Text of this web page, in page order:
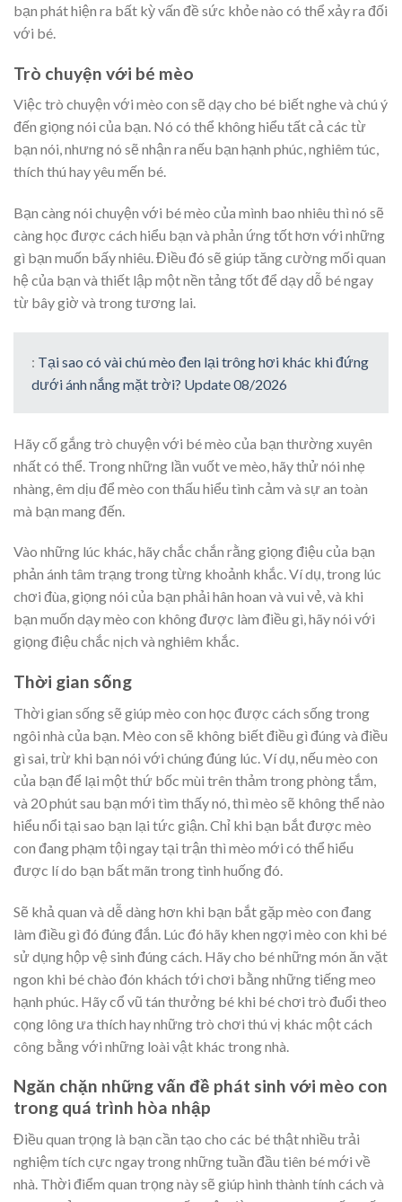
bạn phát hiện ra bất kỳ vấn đề sức khỏe nào có thể xảy ra đối
với bé.
Trò chuyện với bé mèo
Việc trò chuyện với mèo con sẽ dạy cho bé biết nghe và chú ý
đến giọng nói của bạn. Nó có thể không hiểu tất cả các từ
bạn nói, nhưng nó sẽ nhận ra nếu bạn hạnh phúc, nghiêm túc,
thích thú hay yêu mến bé.
Bạn càng nói chuyện với bé mèo của mình bao nhiêu thì nó sẽ
càng học được cách hiểu bạn và phản ứng tốt hơn với những
gì bạn muốn bấy nhiêu. Điều đó sẽ giúp tăng cường mối quan
hệ của bạn và thiết lập một nền tảng tốt để dạy dỗ bé ngay
từ bây giờ và trong tương lai.
: Tại sao có vài chú mèo đen lại trông hơi khác khi đứng
dưới ánh nắng mặt trời? Update 08/2026
Hãy cố gắng trò chuyện với bé mèo của bạn thường xuyên
nhất có thể. Trong những lần vuốt ve mèo, hãy thử nói nhẹ
nhàng, êm dịu để mèo con thấu hiểu tình cảm và sự an toàn
mà bạn mang đến.
Vào những lúc khác, hãy chắc chắn rằng giọng điệu của bạn
phản ánh tâm trạng trong từng khoảnh khắc. Ví dụ, trong lúc
chơi đùa, giọng nói của bạn phải hân hoan và vui vẻ, và khi
bạn muốn dạy mèo con không được làm điều gì, hãy nói với
giọng điệu chắc nịch và nghiêm khắc.
Thời gian sống
Thời gian sống sẽ giúp mèo con học được cách sống trong
ngôi nhà của bạn. Mèo con sẽ không biết điều gì đúng và điều
gì sai, trừ khi bạn nói với chúng đúng lúc. Ví dụ, nếu mèo con
của bạn để lại một thứ bốc mùi trên thảm trong phòng tắm,
và 20 phút sau bạn mới tìm thấy nó, thì mèo sẽ không thể nào
hiểu nổi tại sao bạn lại tức giận. Chỉ khi bạn bắt được mèo
con đang phạm tội ngay tại trận thì mèo mới có thể hiểu
được lí do bạn bất mãn trong tình huống đó.
Sẽ khả quan và dễ dàng hơn khi bạn bắt gặp mèo con đang
làm điều gì đó đúng đắn. Lúc đó hãy khen ngợi mèo con khi bé
sử dụng hộp vệ sinh đúng cách. Hãy cho bé những món ăn vặt
ngon khi bé chào đón khách tới chơi bằng những tiếng meo
hạnh phúc. Hãy cổ vũ tán thưởng bé khi bé chơi trò đuổi theo
cọng lông ưa thích hay những trò chơi thú vị khác một cách
công bằng với những loài vật khác trong nhà.
Ngăn chặn những vấn đề phát sinh với mèo con
trong quá trình hòa nhập
Điều quan trọng là bạn cần tạo cho các bé thật nhiều trải
nghiệm tích cực ngay trong những tuần đầu tiên bé mới về
nhà. Thời điểm quan trọng này sẽ giúp hình thành tính cách và